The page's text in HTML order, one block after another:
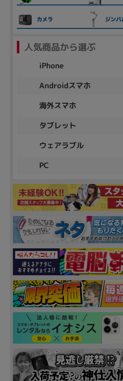
人気商品から選ぶ
iPhone
Androidスマホ
海外スマホ
タブレット
ウェアラブル
PC
各項目のチェックボックスは「or検索」となります。